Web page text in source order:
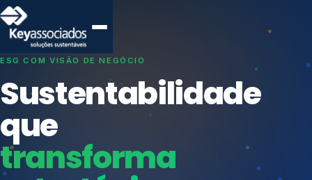
SISTEMAS DE GESTÃO OTIMIZADOS E INTEGRADOS
Conformidade que
protege seu
negócio.
Índices de Mercado